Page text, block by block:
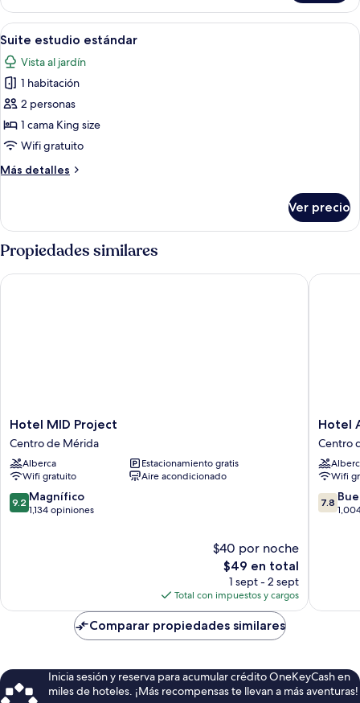
estudio
superior
Abrir
todas
las
fotos
de
Suite
estudio
Una habitación de hotel con una
6
Suite estudio estándar
Vista al jardín
1 habitación
2 personas
1 cama King size
Wifi gratuito
Más detalles
Más
estudio
estándar
Ver precio
Propiedades similares
Hotel
MID
Project
Centro
de
Mérida
Hotel MID Project
Centro de Mérida
Alberca
Estacionamiento gratis
Wifi gratuito
Aire acondicionado
9.2
de
9.2 Magnífico
1,134 opiniones
$40 por noche
El
precio
actual
es
de
$49
$49 en total
1 sept - 2 sept
Total con impuestos y cargos
Hotel MID Project
Hotel
Merida
Centro
de
Mérida
Hotel
Centro
Wifi
7.8
de
7.8
Hotel
Comparar propiedades similares
Inicia sesión y reserva para acumular crédito OneKeyCash en
miles de hoteles. ¡Más recompensas te llevan a más aventuras!